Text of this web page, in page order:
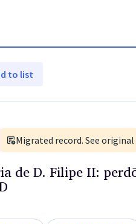
to list
Migrated record. See original
de D. Filipe II: